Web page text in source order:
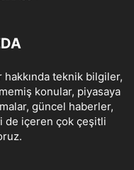
teknik bilgiler,
konular, piyasaya
güncel haberler,
de içeren çok çeşitli